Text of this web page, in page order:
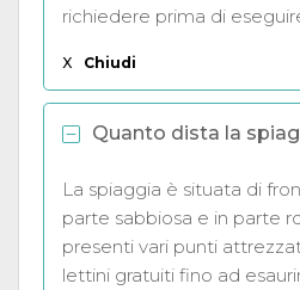
richiedere prima di
X Chiudi
Quanto dista la
La spiaggia è situata di
parte sabbiosa e in parte
presenti vari punti
lettini gratuiti fino ad